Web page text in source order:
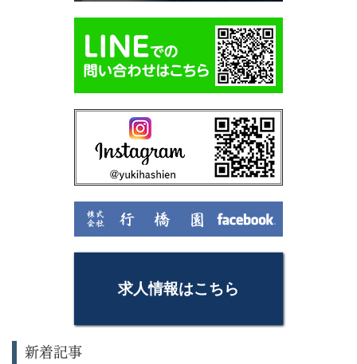
求人情報はこちら
新着記事